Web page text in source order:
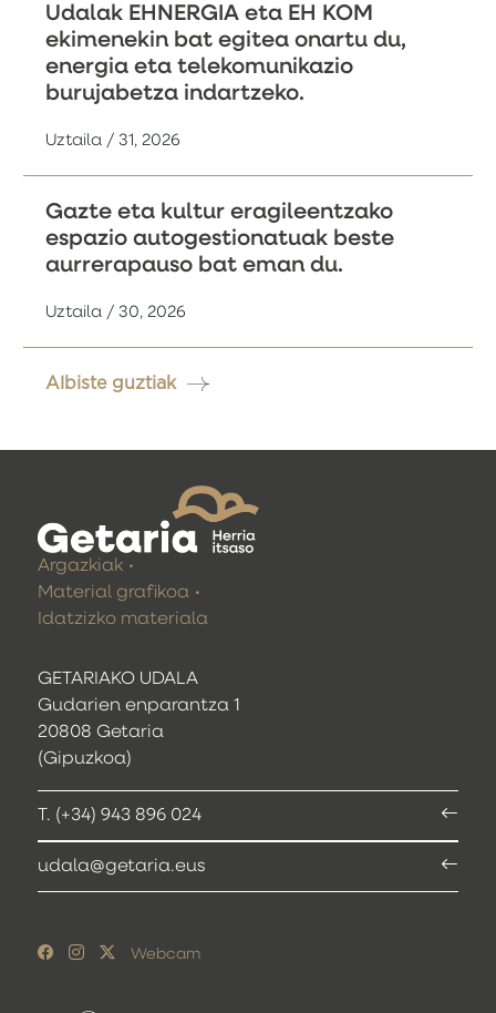
Udalak EHNERGIA eta EH KOM
ekimenekin bat egitea onartu du,
energia eta telekomunikazio
burujabetza indartzeko.
Uztaila / 31, 2026
Gazte eta kultur eragileentzako
espazio autogestionatuak beste
aurrerapauso bat eman du.
Uztaila / 30, 2026
Albiste guztiak
GETARIAKO UDALA
Gudarien enparantza 1
20808 Getaria
(Gipuzkoa)
T. (+34) 943 896 024
udala@getaria.eus
Argazkiak
Material grafikoa
Idatzizko materiala
Webcam